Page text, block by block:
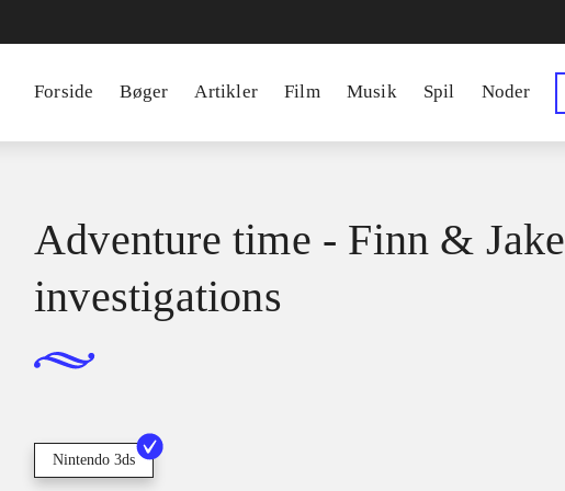
Forside Bøger Artikler Film Musik Spil Noder
Adventure time - Finn & Jake
investigations
Nintendo 3ds